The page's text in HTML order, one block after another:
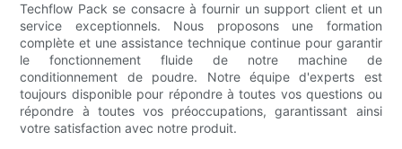
Techflow Pack se consacre à fournir un support client et un
service exceptionnels. Nous proposons une formation
complète et une assistance technique continue pour garantir
le fonctionnement fluide de notre machine de
conditionnement de poudre. Notre équipe d'experts est
toujours disponible pour répondre à toutes vos questions ou
répondre à toutes vos préoccupations, garantissant ainsi
votre satisfaction avec notre produit.